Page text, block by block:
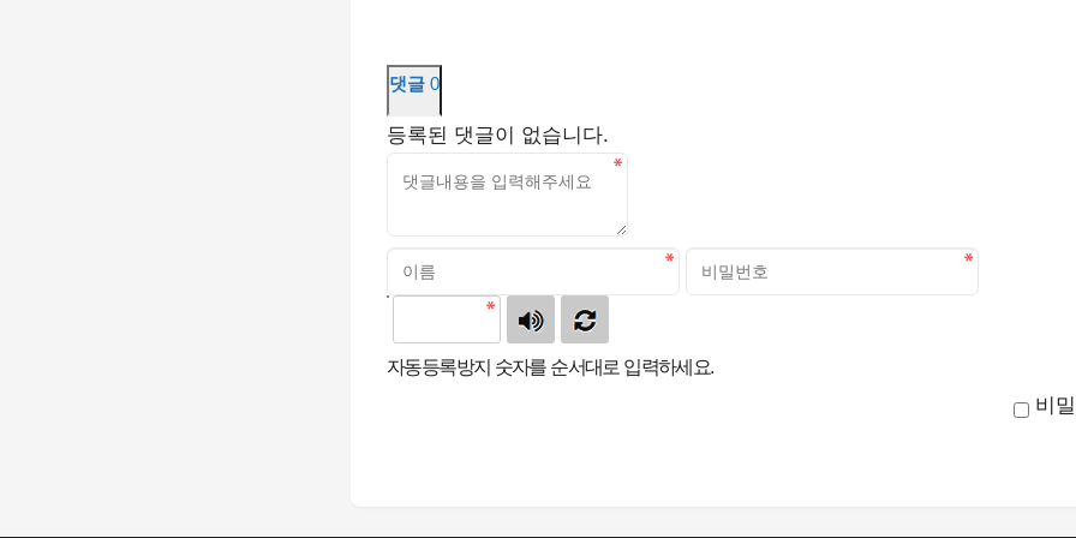
댓글 0
등록된 댓글이 없습니다.
자동등록방지 숫자를 순서대로 입력하세요.
비